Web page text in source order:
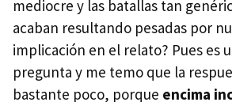
mediocre y las batallas tan
acaban resultando pesadas por
implicación en el relato? Pues es
pregunta y me temo que la
bastante poco, porque encima